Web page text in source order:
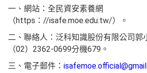
一、網站：全民資安素養網
（https：//isafe.moe.edu.tw/）。
二、聯絡人：泛科知識股份有限公司郭
（02）2362-0699分機679。
三、電子郵件：